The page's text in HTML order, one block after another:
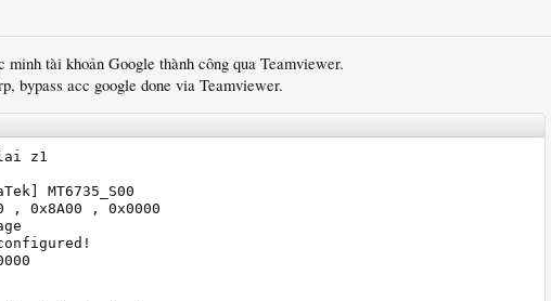
tài khoản Google thành công qua Teamviewer.
bypass acc google done via Teamviewer.
z1
MT6735_S00
, 0x8A00 , 0x0000